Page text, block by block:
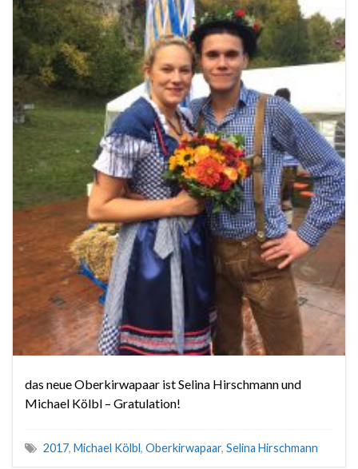
das neue Oberkirwapaar ist Selina Hirschmann und
Michael Kölbl – Gratulation!
2017, Michael Kölbl, Oberkirwapaar, Selina Hirschmann